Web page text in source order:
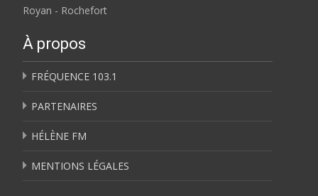
Royan - Rochefort
À propos
FRÉQUENCE 103.1
PARTENAIRES
HÉLÈNE FM
MENTIONS LÉGALES